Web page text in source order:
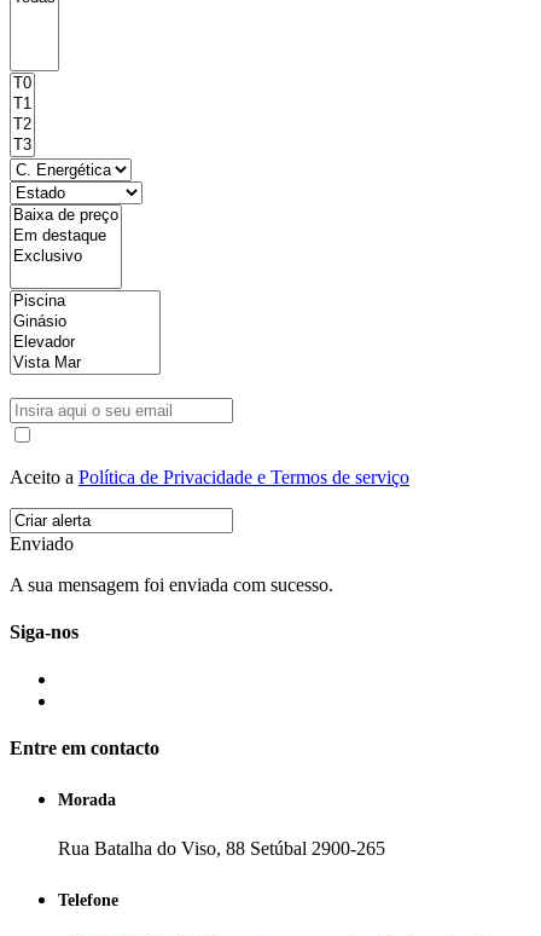
Aceito a Política de Privacidade e Termos de serviço
Enviado
A sua mensagem foi enviada com sucesso.
Siga-nos
Entre em contacto
Morada
Rua Batalha do Viso, 88 Setúbal 2900-265
Telefone